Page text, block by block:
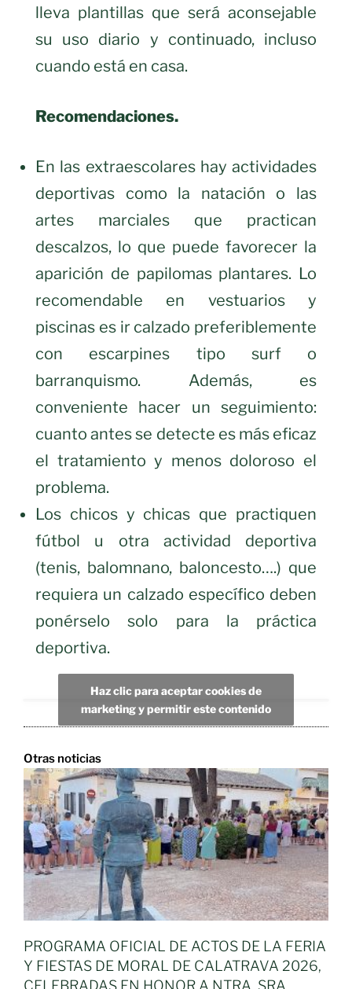
lleva plantillas que será aconsejable
su uso diario y continuado, incluso
cuando está en casa.
Recomendaciones.
En las extraescolares hay actividades
deportivas como la natación o las
artes marciales que practican
descalzos, lo que puede favorecer la
aparición de papilomas plantares. Lo
recomendable en vestuarios y
piscinas es ir calzado preferiblemente
con escarpines tipo surf o
barranquismo. Además, es
conveniente hacer un seguimiento:
cuanto antes se detecte es más eficaz
el tratamiento y menos doloroso el
problema.
Los chicos y chicas que practiquen
fútbol u otra actividad deportiva
(tenis, balomnano, baloncesto….) que
requiera un calzado específico deben
ponérselo solo para la práctica
deportiva.
Haz clic para aceptar cookies de
marketing y permitir este contenido
Otras noticias
PROGRAMA OFICIAL DE ACTOS DE LA FERIA
Y FIESTAS DE MORAL DE CALATRAVA 2026,
CELEBRADAS EN HONOR A NTRA. SRA.